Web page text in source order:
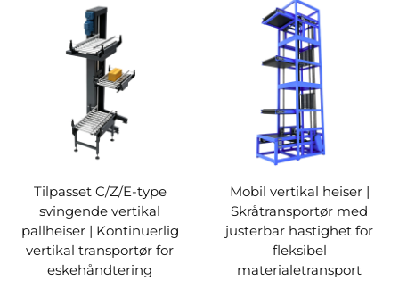
Tilpasset C/Z/E-type
svingende vertikal
pallheiser | Kontinuerlig
vertikal transportør for
eskehåndtering
Mobil vertikal heiser |
Skråtransportør med
justerbar hastighet for
fleksibel
materialetransport